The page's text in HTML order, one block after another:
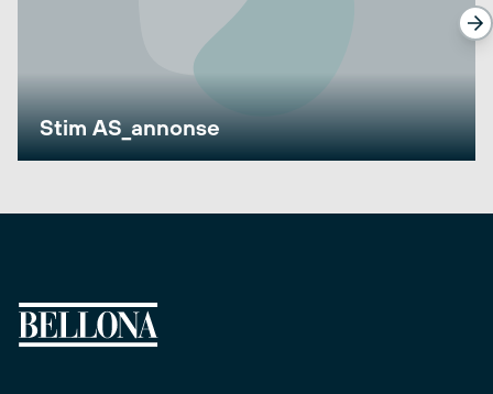
Stim AS_annonse